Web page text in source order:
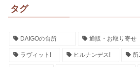
タグ
DAIGOの台所 通販・お取り寄せ
ラヴィット! ヒルナンデス! 所